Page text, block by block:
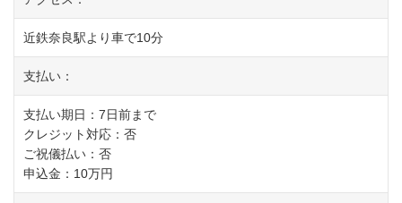
近鉄奈良駅より車で10分
支払い：
支払い期日：7日前まで
クレジット対応：否
ご祝儀払い：否
申込金：10万円